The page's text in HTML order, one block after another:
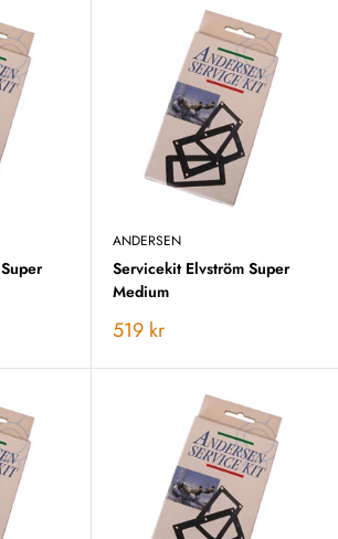
ANDERSEN
Servicekit Elvström Super
Medium
Vårt
519 kr